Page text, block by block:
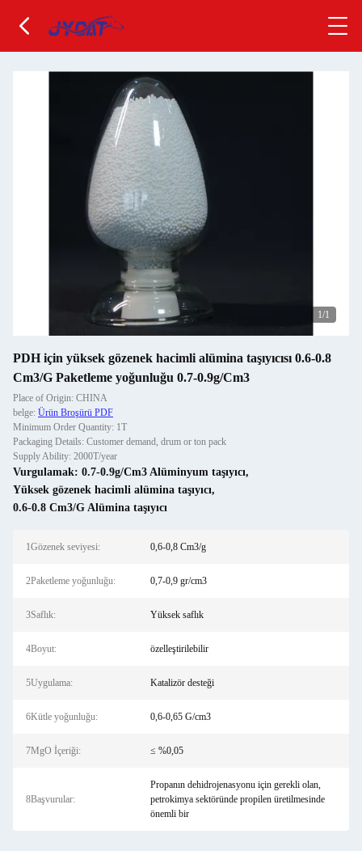
1/1
PDH için yüksek gözenek hacimli alümina taşıyıcısı 0.6-0.8
Cm3/G Paketleme yoğunluğu 0.7-0.9g/Cm3
Place of Origin: CHINA
belge: Ürün Broşürü PDF
Minimum Order Quantity: 1T
Packaging Details: Customer demand, drum or ton pack
Supply Ability: 2000T/year
Vurgulamak: 0.7-0.9g/Cm3 Alüminyum taşıyıcı,
Yüksek gözenek hacimli alümina taşıyıcı,
0.6-0.8 Cm3/G Alümina taşıyıcı
1Gözenek seviyesi: 0,6-0,8 Cm3/g
2Paketleme yoğunluğu: 0,7-0,9 gr/cm3
3Saflık: Yüksek saflık
4Boyut: özelleştirilebilir
5Uygulama: Katalizör desteği
6Kütle yoğunluğu: 0,6-0,65 G/cm3
7MgO İçeriği: ≤ %0,05
8Başvurular:
Propanın dehidrojenasyonu için gerekli olan,
petrokimya sektöründe propilen üretilmesinde
önemli bir